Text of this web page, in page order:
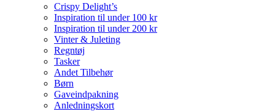
Crispy Delight’s
Inspiration til under 100 kr
Inspiration til under 200 kr
Vinter & Juleting
Regntøj
Tasker
Andet Tilbehør
Børn
Gaveindpakning
Anledningskort